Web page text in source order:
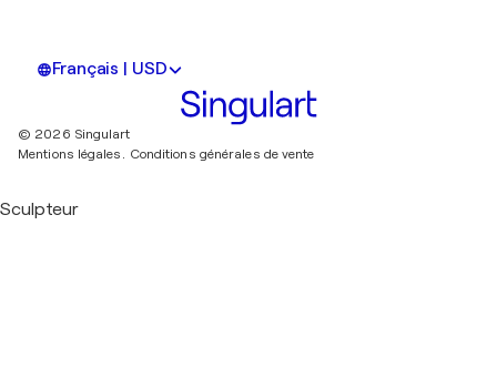
Français | USD
© 2026 Singulart
Mentions légales. Conditions générales de vente
Sculpteur